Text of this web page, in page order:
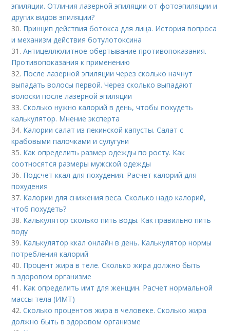
эпиляции. Отличия лазерной эпиляции от фотоэпиляции и
других видов эпиляции?
30. Принцип действия ботокса для лица. История вопроса
и механизм действия ботулотоксина
31.Антицеллюлитное обертывание противопоказания.
Противопоказания к применению
32. После лазерной эпиляции через сколько начнут
выпадать волосы первой. Через сколько выпадают
волоски после лазерной эпиляции
33.Сколько нужно калорий в день, чтобы похудеть
калькулятор. Мнение эксперта
34. Калории салат из пекинской капусты. Салат с
крабовыми палочками и сулугуни
35. Как определить размер одежды по росту. Как
соотносятся размеры мужской одежды
36. Подсчет ккал для похудения. Расчет калорий для
похудения
37. Калории для снижения веса. Сколько надо калорий,
чтоб похудеть?
38. Калькулятор сколько пить воды. Как правильно пить
воду
39. Калькулятор ккал онлайн в день. Калькулятор нормы
потребления калорий
40. Процент жира в теле. Сколько жира должно быть
в здоровом организме
41. Как определить имт для женщин. Расчет нормальной
массы тела (ИМТ)
42.Сколько процентов жира в человеке. Сколько жира
должно быть в здоровом организме